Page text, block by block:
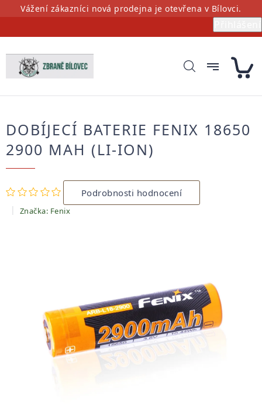
PřejítVážení zákazníci nová prodejna je otevřena v Bílovci.
DOBÍJECÍ BATERIE FENIX 18650
2900 MAH (LI-ION)
Průměrné
hodnocení
produktu
je
Podrobnosti hodnocení
Značka: Fenix